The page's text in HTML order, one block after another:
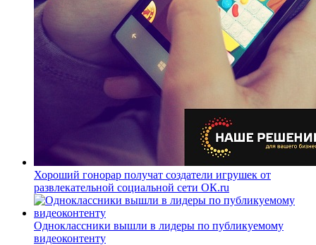
Хороший гонорар получат создатели игрушек от
развлекательной социальной сети ОК.ru
Одноклассники вышли в лидеры по публикуемому
видеоконтенту